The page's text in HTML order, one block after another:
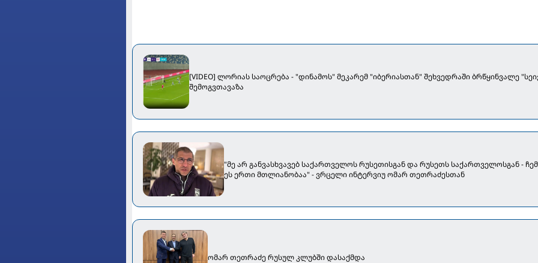
[VIDEO] ლორიას საოცრება - "დინამოს" მეკარემ "იბერიასთან" შეხვედრაში ბრწყინვალე
შემოგვთავაზა
"მე არ განვასხვავებ საქართველოს რუსეთისგან და რუსეთს საქართველოსგან -
ეს ერთი მთლიანობაა" - ვრცელი ინტერვიუ ომარ თეთრაძესთან
ომარ თეთრაძე რუსულ კლუბში დასაქმდა